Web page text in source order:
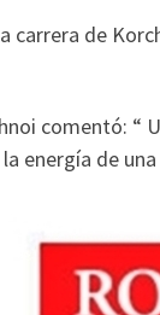
carrera de
comentó:
energía de